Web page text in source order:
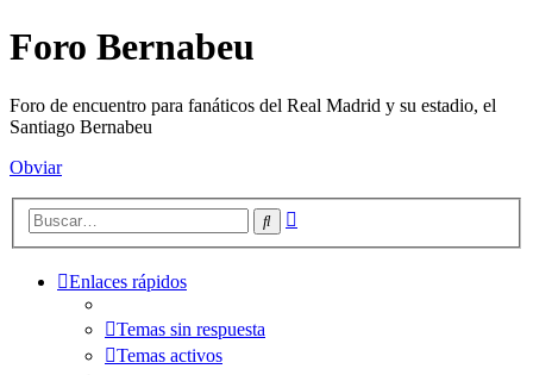
Foro Bernabeu
Foro de encuentro para fanáticos del Real Madrid y su estadio, el
Santiago Bernabeu
Obviar
Buscar
Enlaces rápidos
Temas sin respuesta
Temas activos